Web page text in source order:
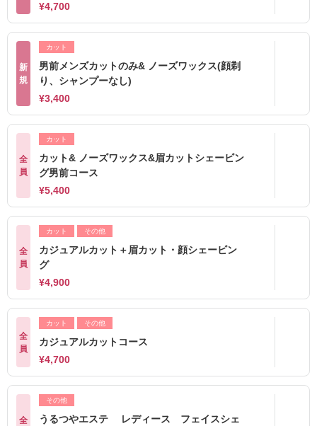
¥4,700
新
規
カット
男前メンズカットのみ& ノーズワックス(顔剃
り、シャンプーなし)
¥3,400
全
員
カット
カット& ノーズワックス&眉カットシェービン
グ男前コース
¥5,400
全
員
カット その他
カジュアルカット＋眉カット・顔シェービン
グ
¥4,900
全
員
カット その他
カジュアルカットコース
¥4,700
全
その他
うるつやエステ レディース フェイスシェ